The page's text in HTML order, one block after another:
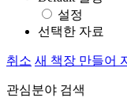
설정
선택한 자료
취소 새 책장 만들어
관심분야 검색